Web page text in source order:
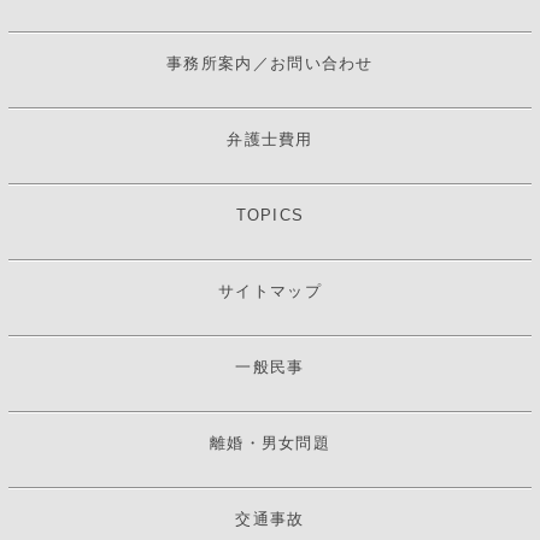
事務所案内／お問い合わせ
弁護士費用
TOPICS
サイトマップ
一般民事
離婚・男女問題
交通事故